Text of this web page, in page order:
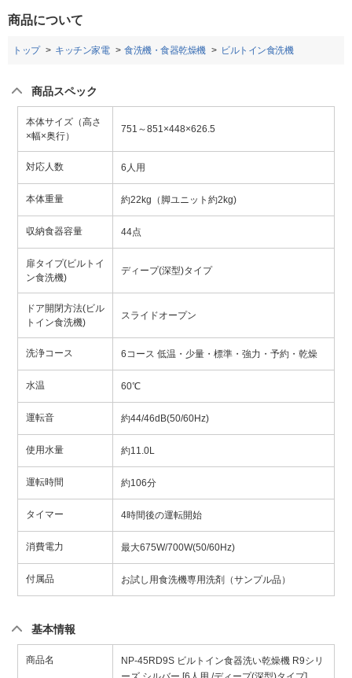
商品について
トップ キッチン家電 食洗機・食器乾燥機 ビルトイン食洗機
商品スペック
本体サイズ（高さ
×幅×奥行）
751～851×448×626.5
対応人数 6人用
本体重量 約22kg（脚ユニット約2kg)
収納食器容量 44点
扉タイプ(ビルトイ
ン食洗機)
ディープ(深型)タイプ
ドア開閉方法(ビル
トイン食洗機)
スライドオープン
洗浄コース 6コース 低温・少量・標準・強力・予約・乾燥
水温 60℃
運転音 約44/46dB(50/60Hz)
使用水量 約11.0L
運転時間 約106分
タイマー 4時間後の運転開始
消費電力 最大675W/700W(50/60Hz)
付属品 お試し用食洗機専用洗剤（サンプル品）
基本情報
商品名
NP-45RD9S ビルトイン食器洗い乾燥機 R9シリ